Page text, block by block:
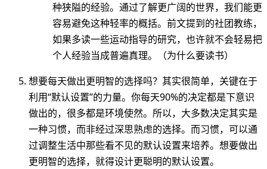
种狭隘的经验。通过了解更广阔的世界，我们能更
容易避免这种轻率的概括。前文提到的社团教练，
如果多读一些运动指导的研究，也许就不会轻易把
个人经验当成普遍真理。（为什么要读书）
想要每天做出更明智的选择吗？其实很简单，关键在于
利用“默认设置”的力量。你每天90%的决定都是下意识
做出的，很多都是环境使然。所以，大多数决定其实是
一种习惯，而非经过深思熟虑的选择。而习惯，可以通
过调整生活中那些看不见的默认设置来培养。想要做出
更明智的选择，就得设计更聪明的默认设置。